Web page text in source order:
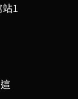
1